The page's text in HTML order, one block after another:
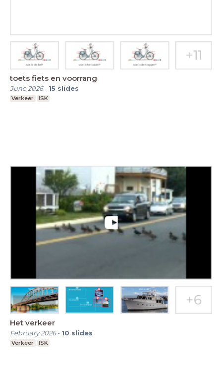
toets fiets en voorrang
June 2026- 15 slides
Verkeer ISK
Het verkeer
February 2026- 10 slides
Verkeer ISK